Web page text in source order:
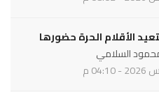
الأقلام الحرة حضورها
السلامي